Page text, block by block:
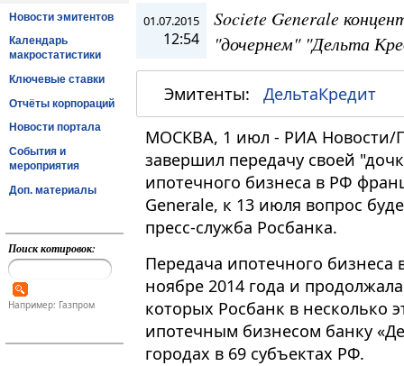
Новости эмитентов
Календарь
макростатистики
Ключевые ставки
Отчёты корпораций
Новости портала
События и
мероприятия
Доп. материалы
Поиск котировок:
Например: Газпром
01.07.2015
12:54
Societe Generale
"дочернем" "Дельта
Эмитенты: ДельтаКредит
МОСКВА, 1 июл - РИА Новости/
завершил передачу своей
ипотечного бизнеса в РФ
Generale, к 13 июля вопрос
пресс-служба Росбанка.
Передача ипотечного бизнеса
ноябре 2014 года и
которых Росбанк в несколько
ипотечным бизнесом банку
городах в 69 субъектах РФ.